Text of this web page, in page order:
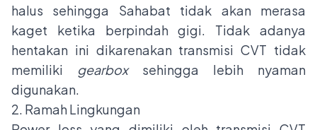
halus sehingga Sahabat tidak akan merasa
kaget ketika berpindah gigi. Tidak adanya
hentakan ini dikarenakan transmisi CVT tidak
memiliki gearboxsehingga lebih nyaman
digunakan.
2. Ramah Lingkungan